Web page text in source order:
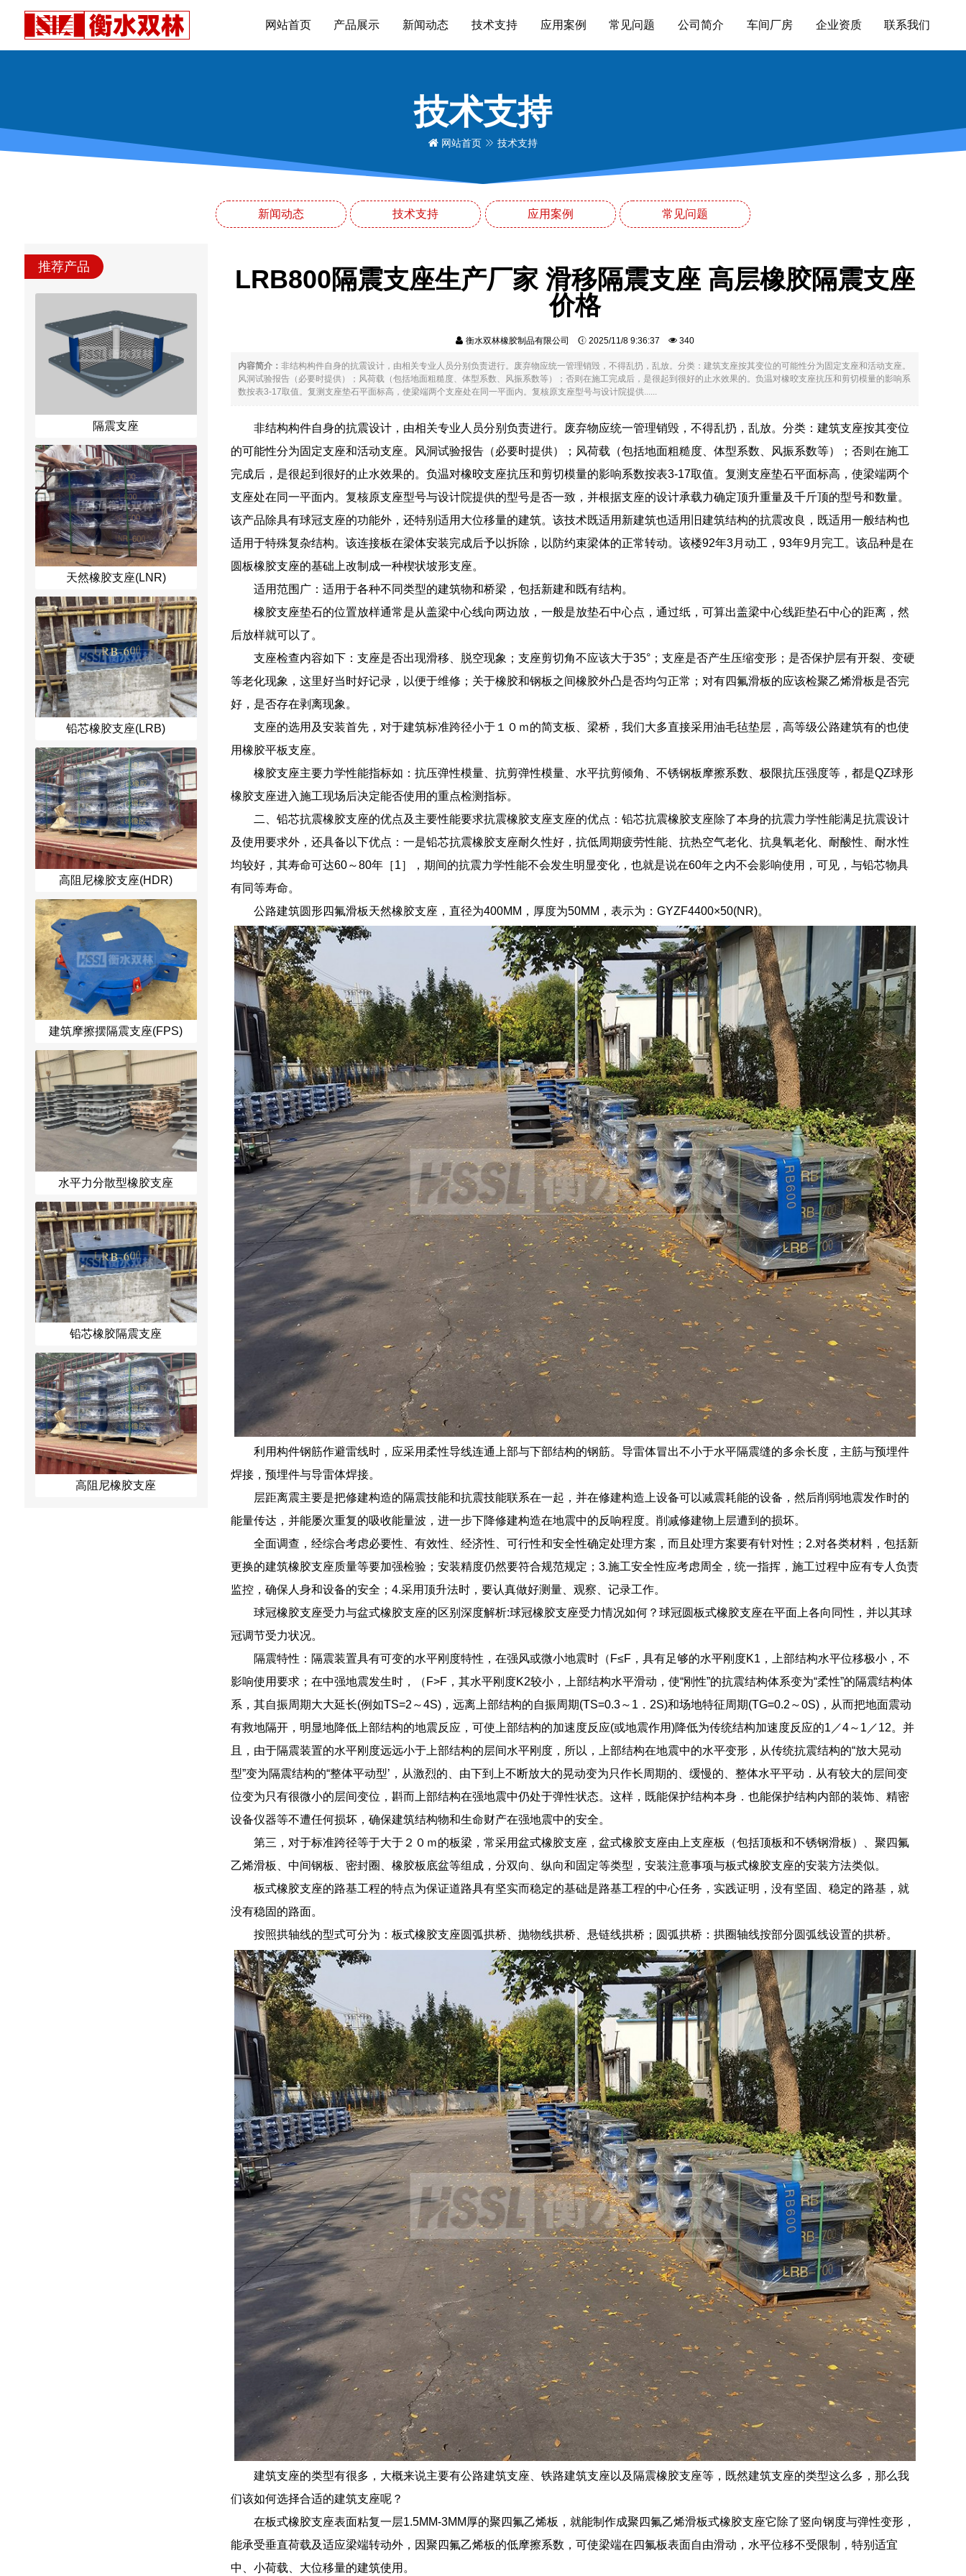
网站首页 产品展示 新闻动态 技术支持 应用案例 常见问题 公司简介 车间厂房 企业资质 联系我们
技术支持
网站首页 技术支持
新闻动态 技术支持 应用案例 常见问题
推荐产品
隔震支座
天然橡胶支座(LNR)
铅芯橡胶支座(LRB)
高阻尼橡胶支座(HDR)
建筑摩擦摆隔震支座(FPS)
水平力分散型橡胶支座
铅芯橡胶隔震支座
高阻尼橡胶支座
LRB800隔震支座生产厂家 滑移隔震支座 高层橡胶隔震支座
价格
衡水双林橡胶制品有限公司 2025/11/8 9:36:37 340
内容简介： 非结构构件自身的抗震设计，由相关专业人员分别负责进行。废弃物应统一管理销毁，不得乱扔，乱放。分类：建筑支座按其变位的可能性分为固定支座和活动支座。
风洞试验报告（必要时提供）；风荷载（包括地面粗糙度、体型系数、风振系数等）；否则在施工完成后，是很起到很好的止水效果的。负温对橡晈支座抗压和剪切模量的影响系
数按表3-17取值。复测支座垫石平面标高，使梁端两个支座处在同一平面内。复核原支座型号与设计院提供......
非结构构件自身的抗震设计，由相关专业人员分别负责进行。废弃物应统一管理销毁，不得乱扔，乱放。分类：建筑支座按其变位
的可能性分为固定支座和活动支座。风洞试验报告（必要时提供）；风荷载（包括地面粗糙度、体型系数、风振系数等）；否则在施工
完成后，是很起到很好的止水效果的。负温对橡晈支座抗压和剪切模量的影响系数按表3-17取值。复测支座垫石平面标高，使梁端两个
支座处在同一平面内。复核原支座型号与设计院提供的型号是否一致，并根据支座的设计承载力确定顶升重量及千斤顶的型号和数量。
该产品除具有球冠支座的功能外，还特别适用大位移量的建筑。该技术既适用新建筑也适用旧建筑结构的抗震改良，既适用一般结构也
适用于特殊复杂结构。该连接板在梁体安装完成后予以拆除，以防约束梁体的正常转动。该楼92年3月动工，93年9月完工。该品种是在
圆板橡胶支座的基础上改制成一种楔状坡形支座。
适用范围广：适用于各种不同类型的建筑物和桥梁，包括新建和既有结构。
橡胶支座垫石的位置放样通常是从盖梁中心线向两边放，一般是放垫石中心点，通过纸，可算出盖梁中心线距垫石中心的距离，然
后放样就可以了。
支座检查内容如下：支座是否出现滑移、脱空现象；支座剪切角不应该大于35°；支座是否产生压缩变形；是否保护层有开裂、变硬
等老化现象，这里好当时好记录，以便于维修；关于橡胶和钢板之间橡胶外凸是否均匀正常；对有四氟滑板的应该检聚乙烯滑板是否完
好，是否存在剥离现象。
支座的选用及安装首先，对于建筑标准跨径小于１０ｍ的简支板、梁桥，我们大多直接采用油毛毡垫层，高等级公路建筑有的也使
用橡胶平板支座。
橡胶支座主要力学性能指标如：抗压弹性模量、抗剪弹性模量、水平抗剪倾角、不锈钢板摩擦系数、极限抗压强度等，都是QZ球形
橡胶支座进入施工现场后决定能否使用的重点检测指标。
二、铅芯抗震橡胶支座的优点及主要性能要求抗震橡胶支座支座的优点：铅芯抗震橡胶支座除了本身的抗震力学性能满足抗震设计
及使用要求外，还具备以下优点：一是铅芯抗震橡胶支座耐久性好，抗低周期疲劳性能、抗热空气老化、抗臭氧老化、耐酸性、耐水性
均较好，其寿命可达60～80年［1］，期间的抗震力学性能不会发生明显变化，也就是说在60年之内不会影响使用，可见，与铅芯物具
有同等寿命。
公路建筑圆形四氟滑板天然橡胶支座，直径为400MM，厚度为50MM，表示为：GYZF4400×50(NR)。
利用构件钢筋作避雷线时，应采用柔性导线连通上部与下部结构的钢筋。导雷体冒出不小于水平隔震缝的多余长度，主筋与预埋件
焊接，预埋件与导雷体焊接。
层距离震主要是把修建构造的隔震技能和抗震技能联系在一起，并在修建构造上设备可以减震耗能的设备，然后削弱地震发作时的
能量传达，并能屡次重复的吸收能量波，进一步下降修建构造在地震中的反响程度。削减修建物上层遭到的损坏。
全面调查，经综合考虑必要性、有效性、经济性、可行性和安全性确定处理方案，而且处理方案要有针对性；2.对各类材料，包括新
更换的建筑橡胶支座质量等要加强检验；安装精度仍然要符合规范规定；3.施工安全性应考虑周全，统一指挥，施工过程中应有专人负责
监控，确保人身和设备的安全；4.采用顶升法时，要认真做好测量、观察、记录工作。
球冠橡胶支座受力与盆式橡胶支座的区别深度解析:球冠橡胶支座受力情况如何？球冠圆板式橡胶支座在平面上各向同性，并以其球
冠调节受力状况。
隔震特性：隔震装置具有可变的水平刚度特性，在强风或微小地震时（F≤F，具有足够的水平刚度K1，上部结构水平位移极小，不
影响使用要求；在中强地震发生时，（F>F，其水平刚度K2较小，上部结构水平滑动，使“刚性”的抗震结构体系变为“柔性”的隔震结构体
系，其自振周期大大延长(例如TS=2～4S)，远离上部结构的自振周期(TS=0.3～1．2S)和场地特征周期(TG=0.2～0S)，从而把地面震动
有救地隔开，明显地降低上部结构的地震反应，可使上部结构的加速度反应(或地震作用)降低为传统结构加速度反应的1／4～1／12。并
且，由于隔震装置的水平刚度远远小于上部结构的层间水平刚度，所以，上部结构在地震中的水平变形，从传统抗震结构的“放大晃动
型”变为隔震结构的“整体平动型’，从激烈的、由下到上不断放大的晃动变为只作长周期的、缓慢的、整体水平平动．从有较大的层间变
位变为只有很微小的层间变位，斟而上部结构在强地震中仍处于弹性状态。这样，既能保护结构本身．也能保护结构内部的装饰、精密
设备仪器等不遭任何损坏，确保建筑结构物和生命财产在强地震中的安全。
第三，对于标准跨径等于大于２０ｍ的板梁，常采用盆式橡胶支座，盆式橡胶支座由上支座板（包括顶板和不锈钢滑板）、聚四氟
乙烯滑板、中间钢板、密封圈、橡胶板底盆等组成，分双向、纵向和固定等类型，安装注意事项与板式橡胶支座的安装方法类似。
板式橡胶支座的路基工程的特点为保证道路具有坚实而稳定的基础是路基工程的中心任务，实践证明，没有坚固、稳定的路基，就
没有稳固的路面。
按照拱轴线的型式可分为：板式橡胶支座圆弧拱桥、抛物线拱桥、悬链线拱桥；圆弧拱桥：拱圈轴线按部分圆弧线设置的拱桥。
建筑支座的类型有很多，大概来说主要有公路建筑支座、铁路建筑支座以及隔震橡胶支座等，既然建筑支座的类型这么多，那么我
们该如何选择合适的建筑支座呢？
在板式橡胶支座表面粘复一层1.5MM-3MM厚的聚四氟乙烯板，就能制作成聚四氟乙烯滑板式橡胶支座它除了竖向钢度与弹性变形，
能承受垂直荷载及适应梁端转动外，因聚四氟乙烯板的低摩擦系数，可使梁端在四氟板表面自由滑动，水平位移不受限制，特别适宜
中、小荷载、大位移量的建筑使用。